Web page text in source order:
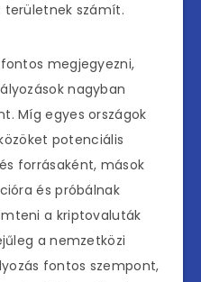
területnek számít.
megjegyezni,
nagyban
Míg egyes országok
potenciális
forrásaként, mások
és próbálnak
a kriptovaluták
a nemzetközi
fontos szempont,